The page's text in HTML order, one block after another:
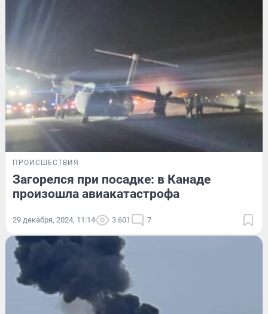
ПРОИСШЕСТВИЯ
Загорелся при посадке: в Канаде
произошла авиакатастрофа
29 декабря, 2024, 11:14 3 601 7